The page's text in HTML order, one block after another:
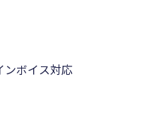
ンボイス対応